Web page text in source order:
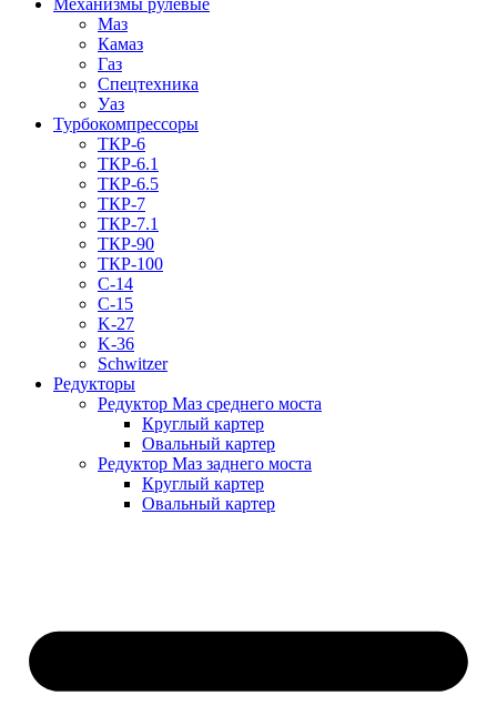
Механизмы рулевые
Маз
Камаз
Газ
Спецтехника
Уаз
Турбокомпрессоры
ТКР-6
ТКР-6.1
ТКР-6.5
ТКР-7
ТКР-7.1
ТКР-90
ТКР-100
C-14
C-15
K-27
K-36
Schwitzer
Редукторы
Редуктор Маз среднего моста
Круглый картер
Овальный картер
Редуктор Маз заднего моста
Круглый картер
Овальный картер